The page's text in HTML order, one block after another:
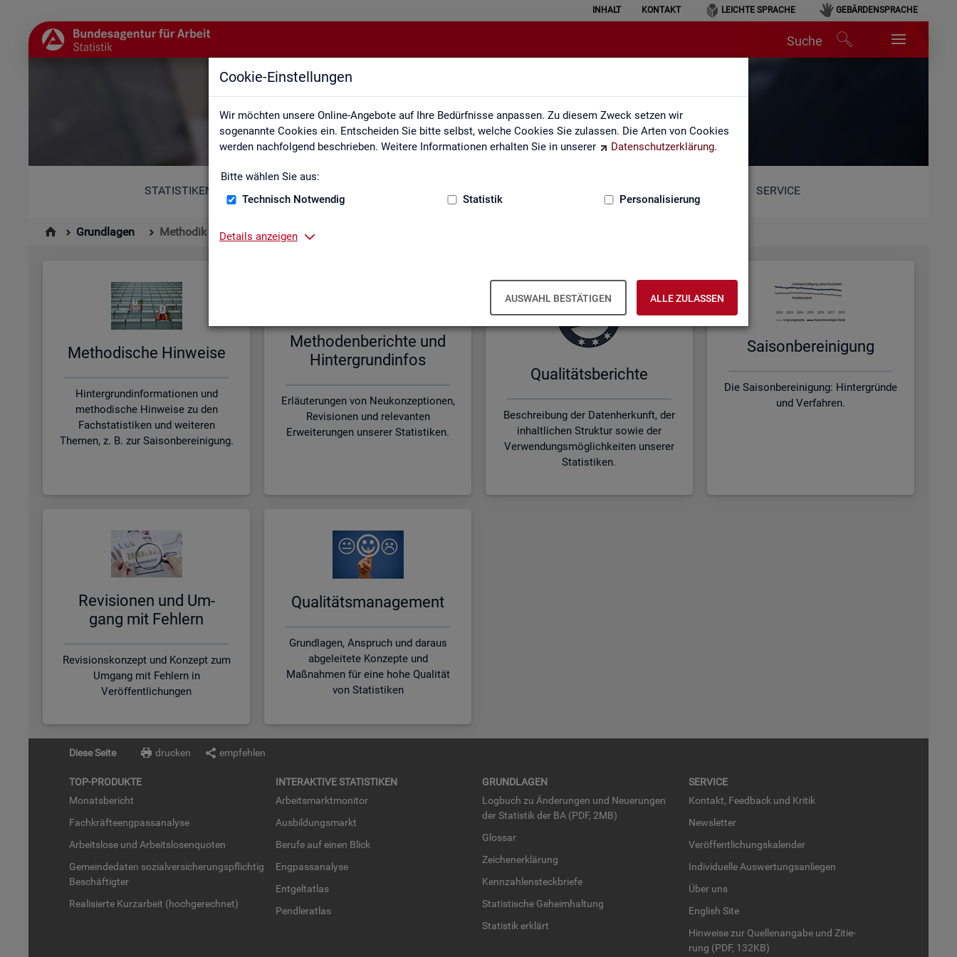
Cookie-Einstellungen
Wir möchten unsere Online-Angebote auf Ihre Bedürfnisse anpassen. Zu diesem Zweck setzen wir
sogenannte Cookies ein. Entscheiden Sie bitte selbst, welche Cookies Sie zulassen. Die Arten von Cookies
werden nachfolgend beschrieben. Weitere Informationen erhalten Sie in unserer
Datenschutzerklärung.
Bitte wählen Sie aus:
Technisch Notwendig
Statistik Personalisierung
Details anzeigen
AUSWAHL BESTÄTIGEN ALLE ZULASSEN
INHALT KONTAKT LEICHTE SPRACHE GEBÄRDENSPRACHE
Suche
Methodik und Qualität
STATISTIKEN SERVICE
Grundlagen Methodik und Qualität
Me­tho­di­sche Hin­wei­se
Hintergrundinformationen und
methodische Hinweise zu den
Fachstatistiken und weiteren
Themen, z. B. zur Saisonbereinigung.
Me­tho­den­be­rich­te und
Hin­ter­grund­in­fos
Erläuterungen von Neukonzeptionen,
Revisionen und relevanten
Erweiterungen unserer Statistiken.
Qua­li­täts­be­rich­te
Beschreibung der Datenherkunft, der
inhaltlichen Struktur sowie der
Verwendungsmöglichkeiten unserer
Statistiken.
Sai­son­be­rei­ni­gung
Die Saisonbereinigung: Hintergründe
und Verfahren.
Re­vi­sio­nen und Um­
gang mit Feh­lern
Revisionskonzept und Konzept zum
Umgang mit Fehlern in
Veröffentlichungen
Qua­li­täts­ma­nage­ment
Grundlagen, Anspruch und daraus
abgeleitete Konzepte und
Maßnahmen für eine hohe Qualität
von Statistiken
Diese Seite drucken empfehlen
TOP-PRO­DUK­TE
Mo­nats­be­richt
Fach­kräf­te­eng­pass­ana­ly­se
Ar­beits­lo­se und Ar­beits­lo­sen­quo­ten
Ge­mein­de­da­ten so­zi­al­ver­si­che­rungs­pflich­tig
Be­schäf­tig­ter
Rea­li­sier­te Kurz­ar­beit (hoch­ge­rech­net)
IN­TER­AK­TI­VE STA­TIS­TI­KEN
Ar­beits­markt­mo­ni­tor
Aus­bil­dungs­markt
Be­ru­fe auf einen Blick
Eng­pass­ana­ly­se
Ent­gel­t­at­las
Pend­ler­at­las
GRUND­LA­GEN
Log­buch zu Än­de­run­gen und Neue­run­gen
der Sta­tis­tik der BA (PDF, 2MB)
Glos­sar
Zei­chen­er­klä­rung
Kenn­zah­len­steck­brie­fe
Sta­tis­ti­sche Ge­heim­hal­tung
Sta­tis­tik er­klärt
SER­VICE
Kon­takt, Feed­back und Kri­tik
News­let­ter
Ver­öf­fent­li­chungs­ka­len­der
In­di­vi­du­el­le Aus­wer­tungs­an­lie­gen
Über uns
English Site
Hin­wei­se zur Quel­len­an­ga­be und Zi­tie­
rung (PDF, 132KB)